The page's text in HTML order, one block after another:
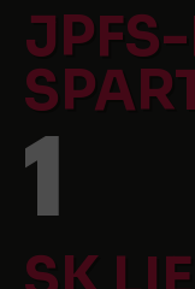
1